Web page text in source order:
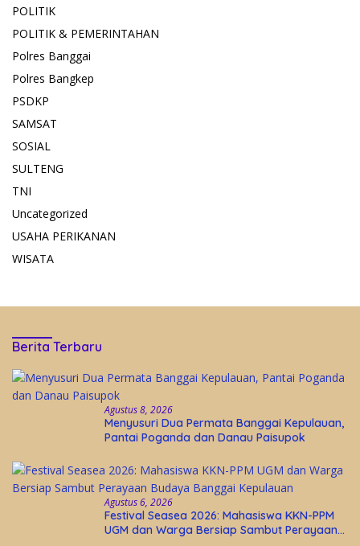
POLITIK
POLITIK & PEMERINTAHAN
Polres Banggai
Polres Bangkep
PSDKP
SAMSAT
SOSIAL
SULTENG
TNI
Uncategorized
USAHA PERIKANAN
WISATA
Berita Terbaru
Agustus 8, 2026
Menyusuri Dua Permata Banggai Kepulauan,
Pantai Poganda dan Danau Paisupok
Agustus 6, 2026
Festival Seasea 2026: Mahasiswa KKN-PPM
UGM dan Warga Bersiap Sambut Perayaan